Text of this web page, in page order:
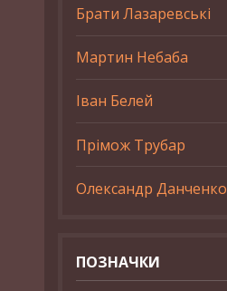
Брати Лазаревські
Мартин Небаба
Іван Белей
Прімож Трубар
Олександр Данченко
ПОЗНАЧКИ